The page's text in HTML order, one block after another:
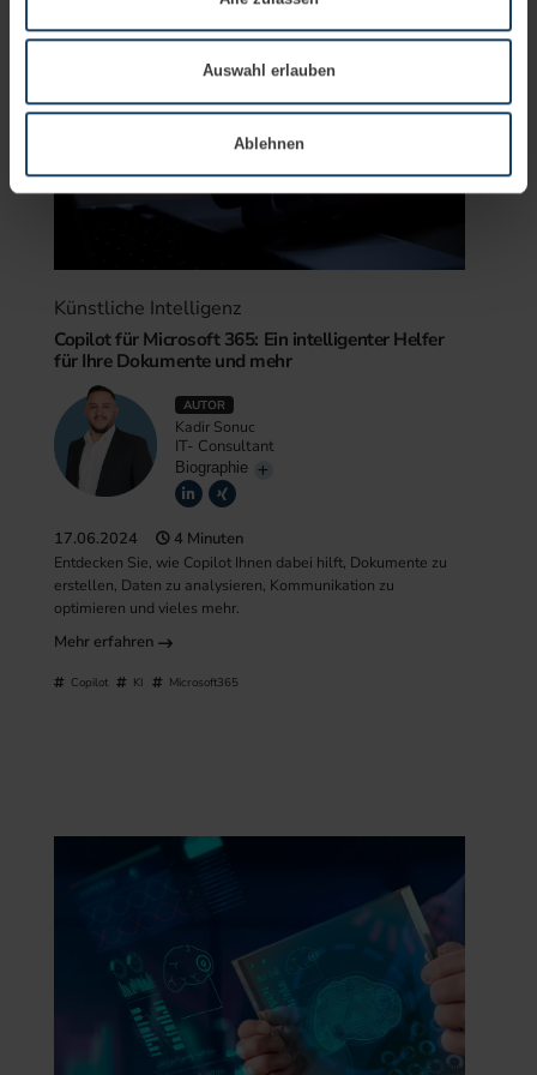
Website an unsere Partner für soziale Medien, Werbung und
Analysen weiter. Unsere Partner führen diese Informationen
bereitgestellt haben oder die sie im Rahmen Ihrer Nutzung der
Auswahl erlauben
Ablehnen
Künstliche Intelligenz
Copilot für Microsoft 365: Ein intelligenter Helfer
für Ihre Dokumente und mehr
AUTOR
Kadir Sonuc
IT- Consultant
Biographie
17.06.2024 4 Minuten
Entdecken Sie, wie Copilot Ihnen dabei hilft, Dokumente zu
erstellen, Daten zu analysieren, Kommunikation zu
optimieren und vieles mehr.
Mehr erfahren
Copilot KI Microsoft365